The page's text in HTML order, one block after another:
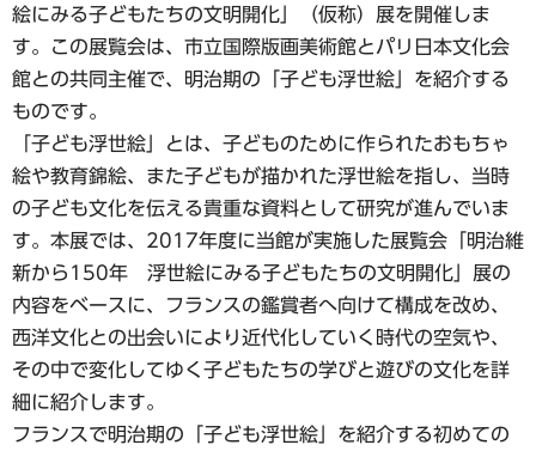
絵にみる子どもたちの文明開化」（仮称）展を開催しま
す。この展覧会は、市立国際版画美術館とパリ日本文化会
館との共同主催で、明治期の「子ども浮世絵」を紹介する
ものです。
「子ども浮世絵」とは、子どものために作られたおもちゃ
絵や教育錦絵、また子どもが描かれた浮世絵を指し、当時
の子ども文化を伝える貴重な資料として研究が進んでいま
す。本展では、2017年度に当館が実施した展覧会「明治維
新から150年 浮世絵にみる子どもたちの文明開化」展の
内容をベースに、フランスの鑑賞者へ向けて構成を改め、
西洋文化との出会いにより近代化していく時代の空気や、
その中で変化してゆく子どもたちの学びと遊びの文化を詳
細に紹介します。
フランスで明治期の「子ども浮世絵」を紹介する初めての